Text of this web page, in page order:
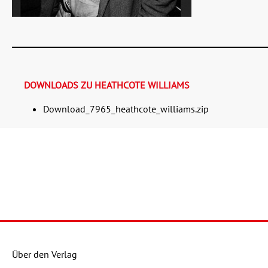
DOWNLOADS ZU HEATHCOTE WILLIAMS
Download_7965_heathcote_williams.zip
Über den Verlag